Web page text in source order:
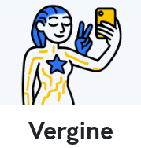
Vergine